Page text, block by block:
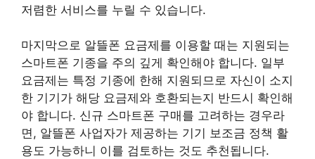
저렴한 서비스를 누릴 수 있습니다.
마지막으로 알뜰폰 요금제를 이용할 때는 지원되는
스마트폰 기종을 주의 깊게 확인해야 합니다. 일부
요금제는 특정 기종에 한해 지원되므로 자신이 소지
한 기기가 해당 요금제와 호환되는지 반드시 확인해
야 합니다. 신규 스마트폰 구매를 고려하는 경우라
면, 알뜰폰 사업자가 제공하는 기기 보조금 정책 활
용도 가능하니 이를 검토하는 것도 추천됩니다.